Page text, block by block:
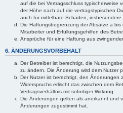
auf die bei Vertragsschluss typischerweise
der Höhe nach auf die vertragstypischen
auch für mittelbare Schäden, insbesondere
Die Haftungsbegrenzung der Absätze a
Mitarbeiter und Erfüllungsgehilfen des
Ansprüche für eine Haftung aus
6. ÄNDERUNGSVORBEHALT
Der Betreiber ist berechtigt, die
zu ändern. Die Änderung wird dem Nutzer
Der Nutzer ist berechtigt, den Änderungen
Widerspruchs erlischt das zwischen dem
Vertragsverhältnis mit sofortiger Wirkung.
Die Änderungen gelten als anerkannt und
Änderungen zugestimmt hat.